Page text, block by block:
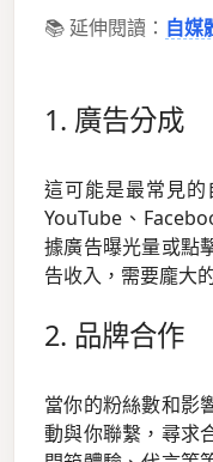
📚 延伸閱讀： 自媒
1. 廣告分成
這可能是最常見
YouTube、
據廣告曝光量或點
告收入，需要龐大
2. 品牌合作
當你的粉絲數和影
動與你聯繫，尋求